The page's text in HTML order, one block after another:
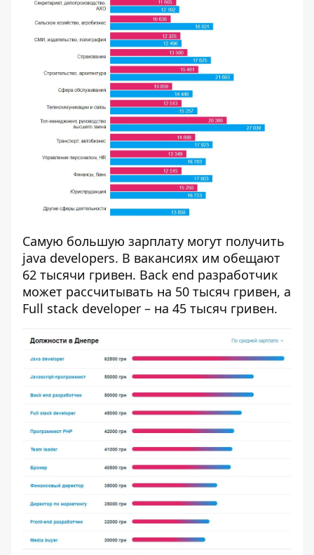
Самую большую зарплату могут получить
java developers. В вакансиях им обещают
62 тысячи гривен. Back end разработчик
может рассчитывать на 50 тысяч гривен, а
Full stack developer – на 45 тысяч гривен.